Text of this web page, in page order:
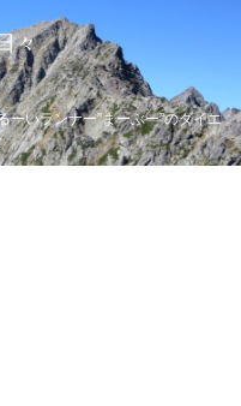
々
ーいランナー”まーぶー”のダイエ